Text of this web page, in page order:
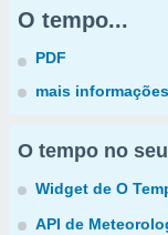
O tempo...
PDF
mais informações
O tempo no
Widget de O
API de